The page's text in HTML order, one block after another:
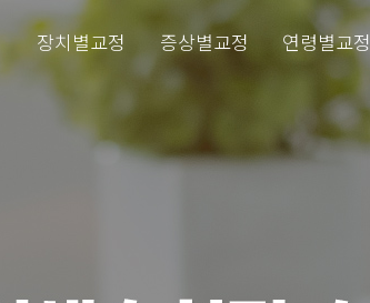
장치별교정 증상별교정 연령별교정